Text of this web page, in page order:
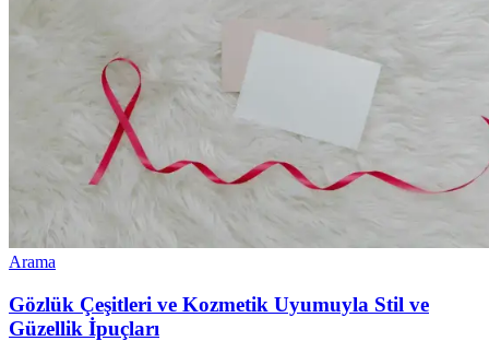
Arama
Gözlük Çeşitleri ve Kozmetik Uyumuyla Stil ve
Güzellik İpuçları